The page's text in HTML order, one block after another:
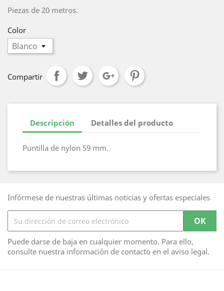
Piezas de 20 metros.
Color
Compartir
Descripción Detalles del producto
Puntilla de nylon 59 mm.
Infórmese de nuestras últimas noticias y ofertas especiales
Puede darse de baja en cualquier momento. Para ello,
consulte nuestra información de contacto en el aviso legal.